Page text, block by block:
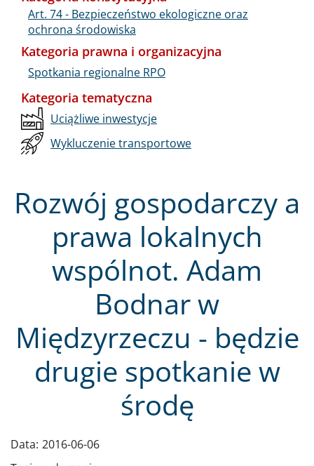
Rozwój gospodarczy a
prawa lokalnych
wspólnot. Adam
Bodnar w
Międzyrzeczu - będzie
drugie spotkanie w
środę
Data: 2016-06-06
Art. 74 - Bezpieczeństwo ekologiczne oraz
ochrona środowiska
Kategoria prawna i organizacyjna
Spotkania regionalne RPO
Kategoria tematyczna
Uciążliwe inwestycje
Wykluczenie transportowe